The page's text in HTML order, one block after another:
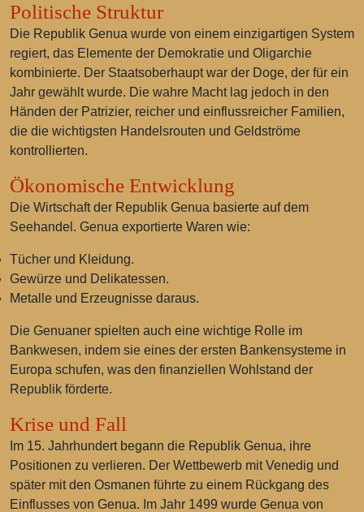
Politische Struktur
Die Republik Genua wurde von einem einzigartigen System
regiert, das Elemente der Demokratie und Oligarchie
kombinierte. Der Staatsoberhaupt war der Doge, der für ein
Jahr gewählt wurde. Die wahre Macht lag jedoch in den
Händen der Patrizier, reicher und einflussreicher Familien,
die die wichtigsten Handelsrouten und Geldströme
kontrollierten.
Ökonomische Entwicklung
Die Wirtschaft der Republik Genua basierte auf dem
Seehandel. Genua exportierte Waren wie:
Tücher und Kleidung.
Gewürze und Delikatessen.
Metalle und Erzeugnisse daraus.
Die Genuaner spielten auch eine wichtige Rolle im
Bankwesen, indem sie eines der ersten Bankensysteme in
Europa schufen, was den finanziellen Wohlstand der
Republik förderte.
Krise und Fall
Im 15. Jahrhundert begann die Republik Genua, ihre
Positionen zu verlieren. Der Wettbewerb mit Venedig und
später mit den Osmanen führte zu einem Rückgang des
Einflusses von Genua. Im Jahr 1499 wurde Genua von